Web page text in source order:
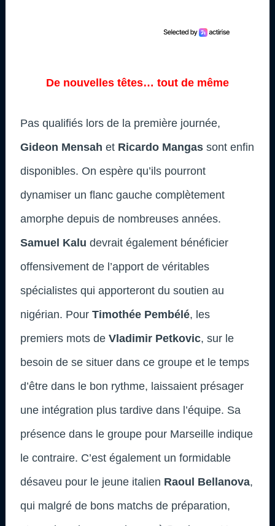
De nouvelles têtes… tout de même
Pas qualifiés lors de la première journée,
Gideon Mensah et Ricardo Mangas sont enfin
disponibles. On espère qu’ils pourront
dynamiser un flanc gauche complètement
amorphe depuis de nombreuses années.
Samuel Kalu devrait également bénéficier
offensivement de l’apport de véritables
spécialistes qui apporteront du soutien au
nigérian. Pour Timothée Pembélé, les
premiers mots de Vladimir Petkovic, sur le
besoin de se situer dans ce groupe et le temps
d’être dans le bon rythme, laissaient présager
une intégration plus tardive dans l’équipe. Sa
présence dans le groupe pour Marseille indique
le contraire. C’est également un formidable
désaveu pour le jeune italien Raoul Bellanova,
qui malgré de bons matchs de préparation,